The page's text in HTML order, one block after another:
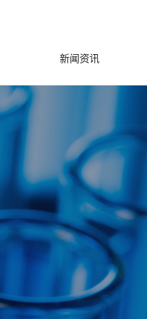
新闻资讯